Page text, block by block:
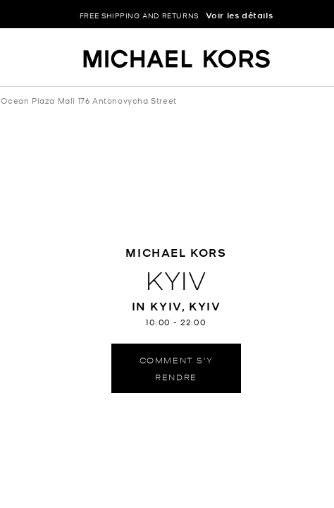
FREE SHIPPING AND RETURNS Voir les détails
Ocean Plaza Mall 176 Antonovycha Street
MICHAEL KORS
KYIV
IN KYIV, KYIV
10:00 - 22:00
COMMENT S'Y
RENDRE